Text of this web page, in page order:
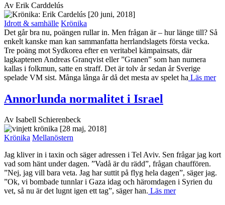
Av Erik Carddelús
[20 juni, 2018]
Idrott & samhälle Krönika
Det går bra nu, poängen rullar in. Men frågan är – hur länge till? Så
enkelt kanske man kan sammanfatta herrlandslagets första vecka.
Tre poäng mot Sydkorea efter en veritabel kämpainsats, där
lagkaptenen Andreas Granqvist eller ”Granen” som han numera
kallas i folkmun, satte en straff. Det är tolv år sedan år Sverige
spelade VM sist. Många långa år då det mesta av spelet ha Läs mer
Annorlunda normalitet i Israel
Av Isabell Schierenbeck
[28 maj, 2018]
Krönika Mellanöstern
Jag kliver in i taxin och säger adressen i Tel Aviv. Sen frågar jag kort
vad som hänt under dagen. ”Vadå är du rädd”, frågan chauffören.
”Nej, jag vill bara veta. Jag har suttit på flyg hela dagen”, säger jag.
”Ok, vi bombade tunnlar i Gaza idag och häromdagen i Syrien du
vet, så nu är det lugnt igen ett tag”, säger han. Läs mer